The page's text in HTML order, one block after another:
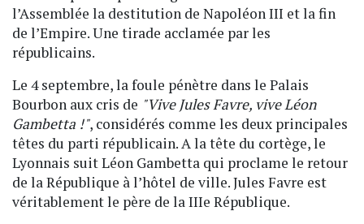
l’Assemblée la destitution de Napoléon III et la fin
de l’Empire. Une tirade acclamée par les
républicains.
Le 4 septembre, la foule pénètre dans le Palais
Bourbon aux cris de "Vive Jules Favre, vive Léon
Gambetta !", considérés comme les deux principales
têtes du parti républicain. A la tête du cortège, le
Lyonnais suit Léon Gambetta qui proclame le retour
de la République à l’hôtel de ville. Jules Favre est
véritablement le père de la IIIe République.